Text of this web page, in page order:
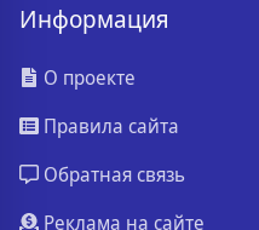
Информация
О проекте
Правила сайта
Обратная связь
Реклама на сайте